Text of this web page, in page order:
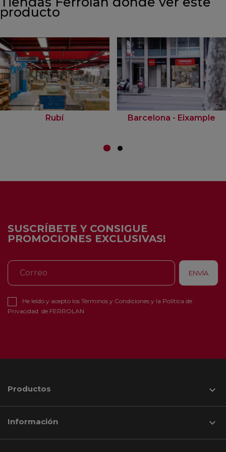
producto
Rubí Barcelona - Eixample
SUSCRÍBETE Y CONSIGUE
PROMOCIONES EXCLUSIVAS!
He leído y acepto los Términos y Condiciones y la Política de
Privacidad de FERROLAN
Productos 
Información 